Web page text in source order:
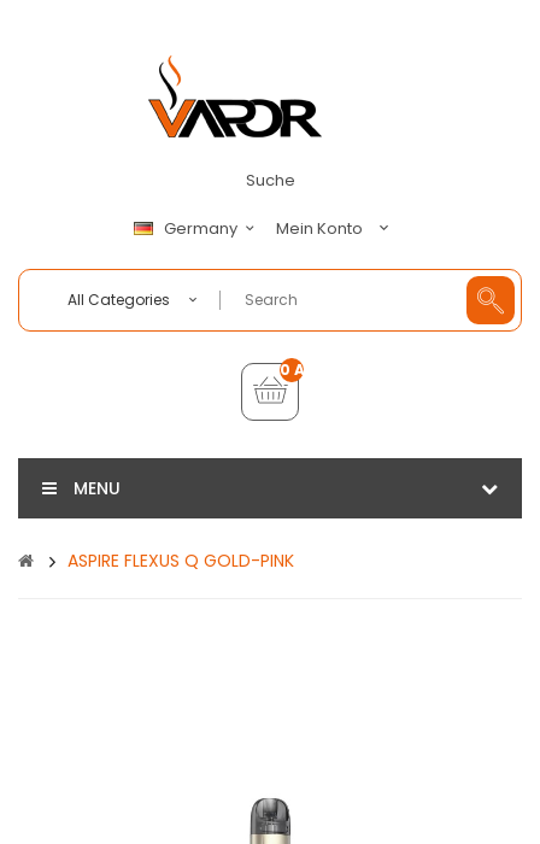
Suche
Germany Mein Konto
All Categories
0 Artikel - €0,00
MENU
ASPIRE FLEXUS Q GOLD-PINK